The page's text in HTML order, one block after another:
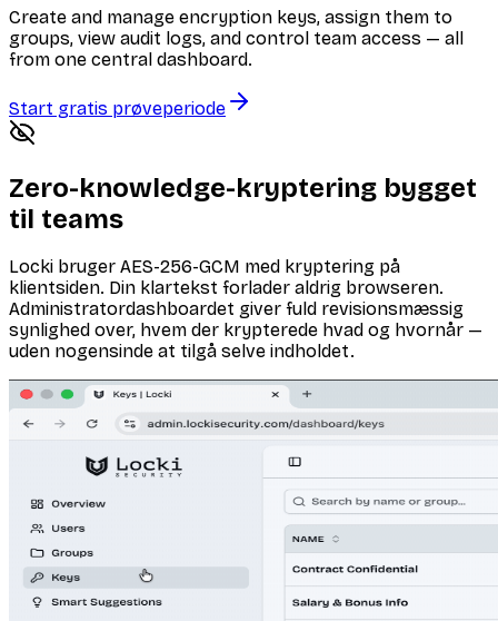
Create and manage encryption keys, assign them to
groups, view audit logs, and control team access — all
from one central dashboard.
Start gratis prøveperiode
Zero-knowledge-kryptering bygget
til teams
Locki bruger AES-256-GCM med kryptering på
klientsiden. Din klartekst forlader aldrig browseren.
Administratordashboardet giver fuld revisionsmæssig
synlighed over, hvem der krypterede hvad og hvornår —
uden nogensinde at tilgå selve indholdet.